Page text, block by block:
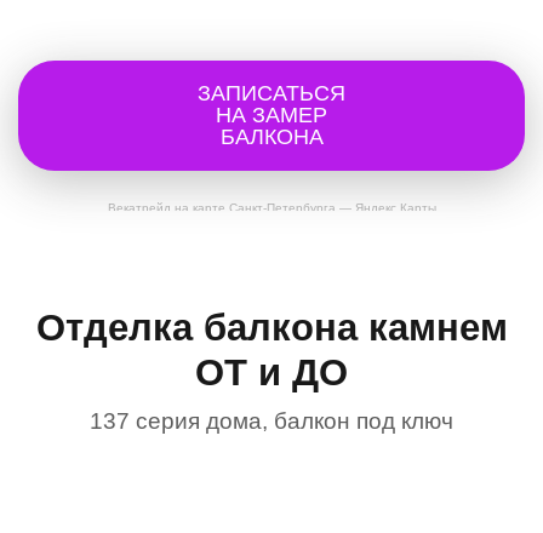
Векатрейд на карте Санкт‑Петербурга — Яндекс Карты
ЗАПИСАТЬСЯ
НА ЗАМЕР
БАЛКОНА
Отделка балкона камнем
ОТ и ДО
137 серия дома, балкон под ключ